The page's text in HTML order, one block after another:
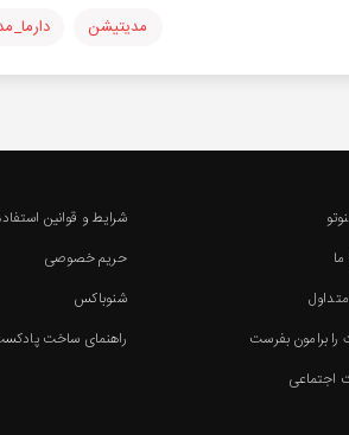
مدیتیشن
ما
را برامون بفرست
اجتماعی
شرایط و قوانین
حریم خصوصی
شنوباکس
راهنمای ساخت